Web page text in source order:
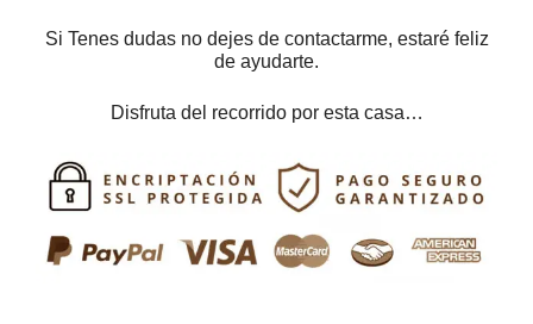
Si Tenes dudas no dejes de contactarme, estaré feliz
de ayudarte.
Disfruta del recorrido por esta casa…